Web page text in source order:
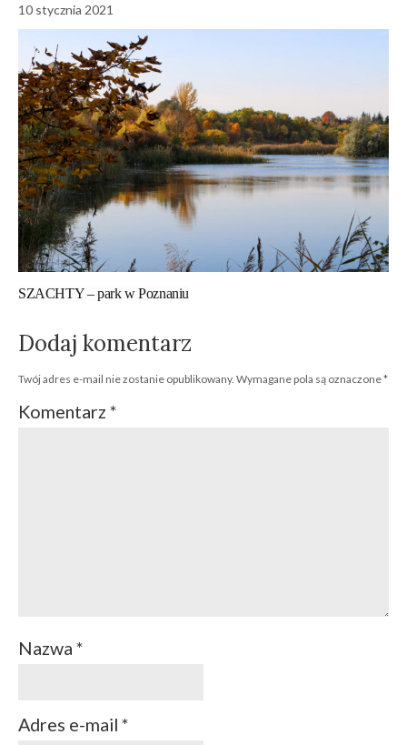
10 stycznia 2021
SZACHTY – park w Poznaniu
Dodaj komentarz
Twój adres e-mail nie zostanie opublikowany. Wymagane pola są oznaczone*
Komentarz *
Nazwa *
Adres e-mail *